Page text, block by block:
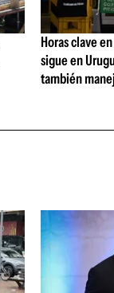
Horas clave
sigue en
también